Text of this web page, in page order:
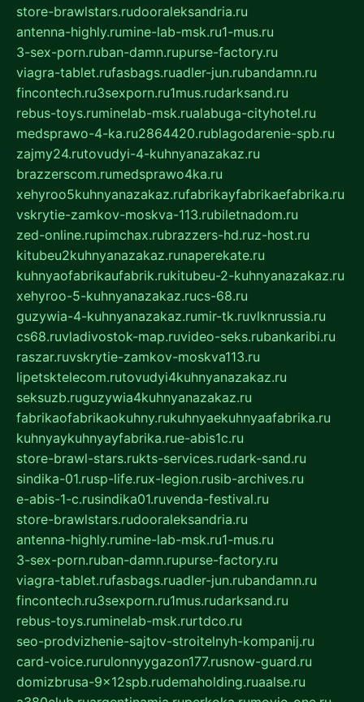
store-brawlstars.rudooraleksandria.ru
antenna-highly.rumine-lab-msk.ru1-mus.ru
3-sex-porn.ruban-damn.rupurse-factory.ru
viagra-tablet.rufasbags.ruadler-jun.rubandamn.ru
fincontech.ru3sexporn.ru1mus.rudarksand.ru
rebus-toys.ruminelab-msk.rualabuga-cityhotel.ru
medsprawo-4-ka.ru2864420.rublagodarenie-spb.ru
zajmy24.rutovudyi-4-kuhnyanazakaz.ru
brazzerscom.rumedsprawo4ka.ru
xehyroo5kuhnyanazakaz.rufabrikayfabrikaefabrika.ru
vskrytie-zamkov-moskva-113.rubiletnadom.ru
zed-online.rupimchax.rubrazzers-hd.ruz-host.ru
kitubeu2kuhnyanazakaz.runaperekate.ru
kuhnyaofabrikaufabrik.rukitubeu-2-kuhnyanazakaz.ru
xehyroo-5-kuhnyanazakaz.rucs-68.ru
guzywia-4-kuhnyanazakaz.rumir-tk.ruvlknrussia.ru
cs68.ruvladivostok-map.ruvideo-seks.rubankaribi.ru
raszar.ruvskrytie-zamkov-moskva113.ru
lipetsktelecom.rutovudyi4kuhnyanazakaz.ru
seksuzb.ruguzywia4kuhnyanazakaz.ru
fabrikaofabrikaokuhny.rukuhnyaekuhnyaafabrika.ru
kuhnyaykuhnyayfabrika.rue-abis1c.ru
store-brawl-stars.rukts-services.rudark-sand.ru
sindika-01.rusp-life.rux-legion.rusib-archives.ru
e-abis-1-c.rusindika01.ruvenda-festival.ru
store-brawlstars.rudooraleksandria.ru
antenna-highly.rumine-lab-msk.ru1-mus.ru
3-sex-porn.ruban-damn.rupurse-factory.ru
viagra-tablet.rufasbags.ruadler-jun.rubandamn.ru
fincontech.ru3sexporn.ru1mus.rudarksand.ru
rebus-toys.ruminelab-msk.rurtdco.ru
seo-prodvizhenie-sajtov-stroitelnyh-kompanij.ru
card-voice.rurulonnyygazon177.rusnow-guard.ru
domizbrusa-9x12spb.rudemaholding.ruaalse.ru